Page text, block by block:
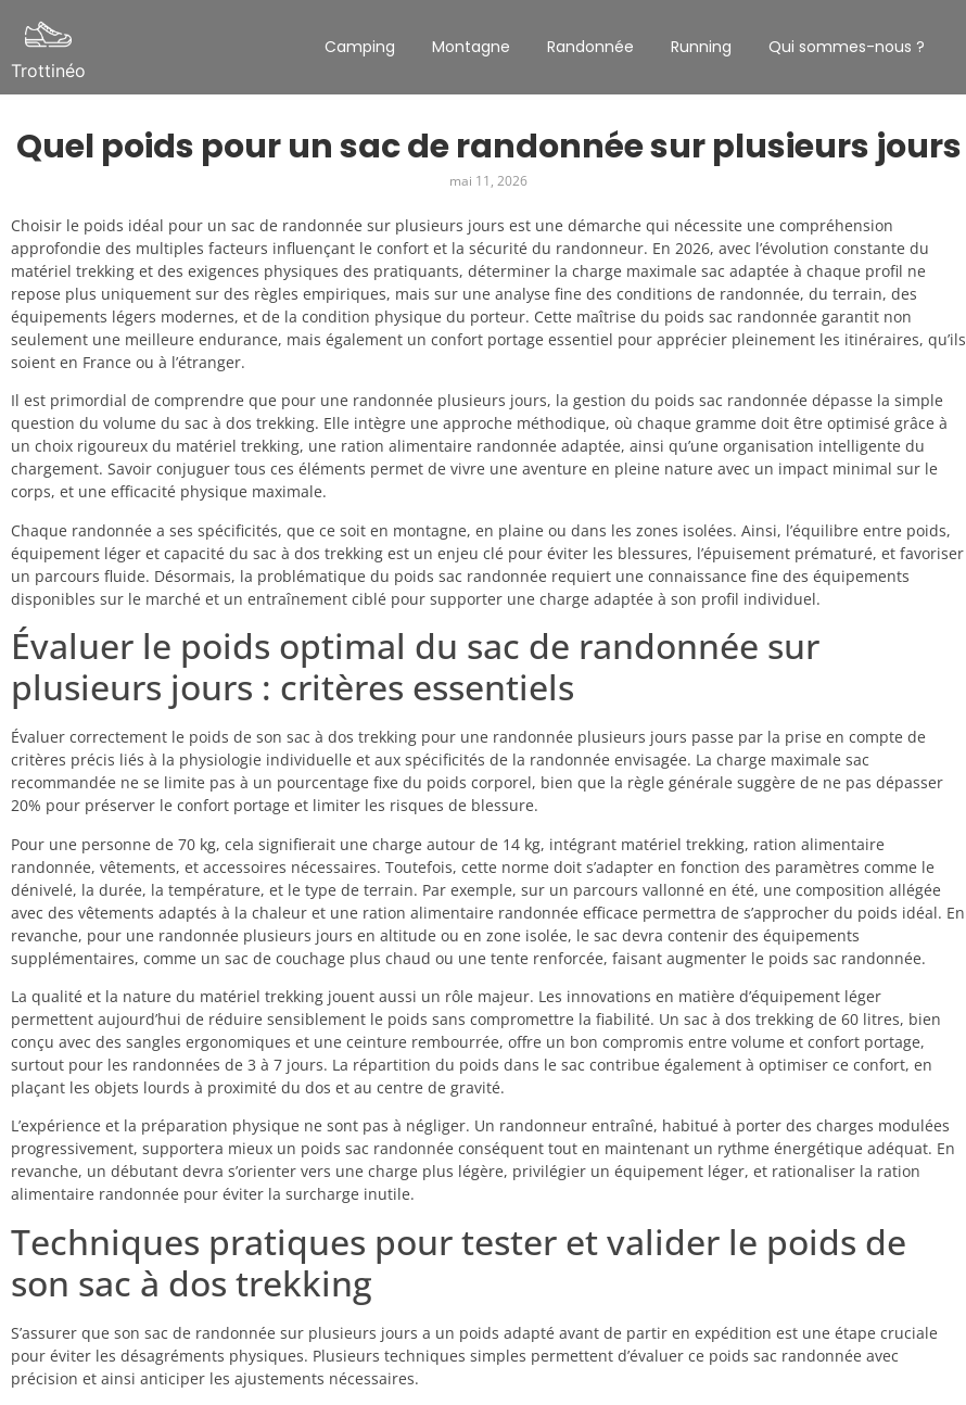
Trottinéo
Camping Montagne Randonnée Running Qui sommes-nous ?
Quel poids pour un sac de randonnée sur plusieurs jours
mai 11, 2026
Choisir le poids idéal pour un sac de randonnée sur plusieurs jours est une démarche qui nécessite une compréhension
approfondie des multiples facteurs influençant le confort et la sécurité du randonneur. En 2026, avec l’évolution constante du
matériel trekking et des exigences physiques des pratiquants, déterminer la charge maximale sac adaptée à chaque profil ne
repose plus uniquement sur des règles empiriques, mais sur une analyse fine des conditions de randonnée, du terrain, des
équipements légers modernes, et de la condition physique du porteur. Cette maîtrise du poids sac randonnée garantit non
seulement une meilleure endurance, mais également un confort portage essentiel pour apprécier pleinement les itinéraires, qu’ils
soient en France ou à l’étranger.
Il est primordial de comprendre que pour une randonnée plusieurs jours, la gestion du poids sac randonnée dépasse la simple
question du volume du sac à dos trekking. Elle intègre une approche méthodique, où chaque gramme doit être optimisé grâce à
un choix rigoureux du matériel trekking, une ration alimentaire randonnée adaptée, ainsi qu’une organisation intelligente du
chargement. Savoir conjuguer tous ces éléments permet de vivre une aventure en pleine nature avec un impact minimal sur le
corps, et une efficacité physique maximale.
Chaque randonnée a ses spécificités, que ce soit en montagne, en plaine ou dans les zones isolées. Ainsi, l’équilibre entre poids,
équipement léger et capacité du sac à dos trekking est un enjeu clé pour éviter les blessures, l’épuisement prématuré, et favoriser
un parcours fluide. Désormais, la problématique du poids sac randonnée requiert une connaissance fine des équipements
disponibles sur le marché et un entraînement ciblé pour supporter une charge adaptée à son profil individuel.
Évaluer le poids optimal du sac de randonnée sur
plusieurs jours : critères essentiels
Évaluer correctement le poids de son sac à dos trekking pour une randonnée plusieurs jours passe par la prise en compte de
critères précis liés à la physiologie individuelle et aux spécificités de la randonnée envisagée. La charge maximale sac
recommandée ne se limite pas à un pourcentage fixe du poids corporel, bien que la règle générale suggère de ne pas dépasser
20% pour préserver le confort portage et limiter les risques de blessure.
Pour une personne de 70 kg, cela signifierait une charge autour de 14 kg, intégrant matériel trekking, ration alimentaire
randonnée, vêtements, et accessoires nécessaires. Toutefois, cette norme doit s’adapter en fonction des paramètres comme le
dénivelé, la durée, la température, et le type de terrain. Par exemple, sur un parcours vallonné en été, une composition allégée
avec des vêtements adaptés à la chaleur et une ration alimentaire randonnée efficace permettra de s’approcher du poids idéal. En
revanche, pour une randonnée plusieurs jours en altitude ou en zone isolée, le sac devra contenir des équipements
supplémentaires, comme un sac de couchage plus chaud ou une tente renforcée, faisant augmenter le poids sac randonnée.
La qualité et la nature du matériel trekking jouent aussi un rôle majeur. Les innovations en matière d’équipement léger
permettent aujourd’hui de réduire sensiblement le poids sans compromettre la fiabilité. Un sac à dos trekking de 60 litres, bien
conçu avec des sangles ergonomiques et une ceinture rembourrée, offre un bon compromis entre volume et confort portage,
surtout pour les randonnées de 3 à 7 jours. La répartition du poids dans le sac contribue également à optimiser ce confort, en
plaçant les objets lourds à proximité du dos et au centre de gravité.
L’expérience et la préparation physique ne sont pas à négliger. Un randonneur entraîné, habitué à porter des charges modulées
progressivement, supportera mieux un poids sac randonnée conséquent tout en maintenant un rythme énergétique adéquat. En
revanche, un débutant devra s’orienter vers une charge plus légère, privilégier un équipement léger, et rationaliser la ration
alimentaire randonnée pour éviter la surcharge inutile.
Techniques pratiques pour tester et valider le poids de
son sac à dos trekking
S’assurer que son sac de randonnée sur plusieurs jours a un poids adapté avant de partir en expédition est une étape cruciale
pour éviter les désagréments physiques. Plusieurs techniques simples permettent d’évaluer ce poids sac randonnée avec
précision et ainsi anticiper les ajustements nécessaires.